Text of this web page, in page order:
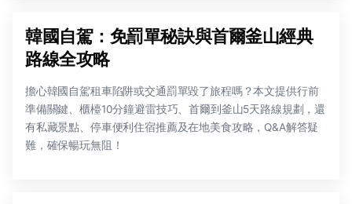
韓國自駕：免罰單秘訣與首爾釜山經典
路線全攻略
擔心韓國自駕租車陷阱或交通罰單毀了旅程嗎？本文提供行前
準備關鍵、櫃檯10分鐘避雷技巧、首爾到釜山5天路線規劃，還
有私藏景點、停車便利住宿推薦及在地美食攻略，Q&A解答疑
難，確保暢玩無阻！